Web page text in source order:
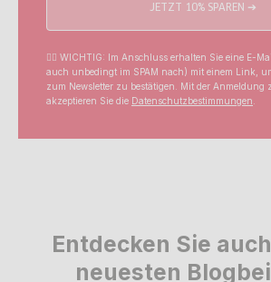
JETZT 10% SPAREN ➔
☝🏼 WICHTIG: Im Anschluss erhalten Sie eine E-
auch unbedingt im SPAM nach) mit einem Link,
zum Newsletter zu bestätigen. Mit der Anmeldung
akzeptieren Sie die Datenschutzbestimmungen
Entdecken Sie
neuesten